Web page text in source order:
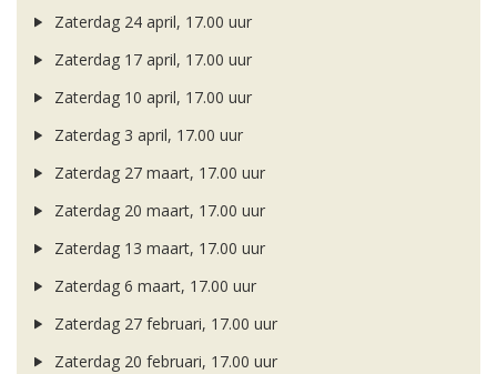
Zaterdag 24 april, 17.00 uur
Zaterdag 17 april, 17.00 uur
Zaterdag 10 april, 17.00 uur
Zaterdag 3 april, 17.00 uur
Zaterdag 27 maart, 17.00 uur
Zaterdag 20 maart, 17.00 uur
Zaterdag 13 maart, 17.00 uur
Zaterdag 6 maart, 17.00 uur
Zaterdag 27 februari, 17.00 uur
Zaterdag 20 februari, 17.00 uur